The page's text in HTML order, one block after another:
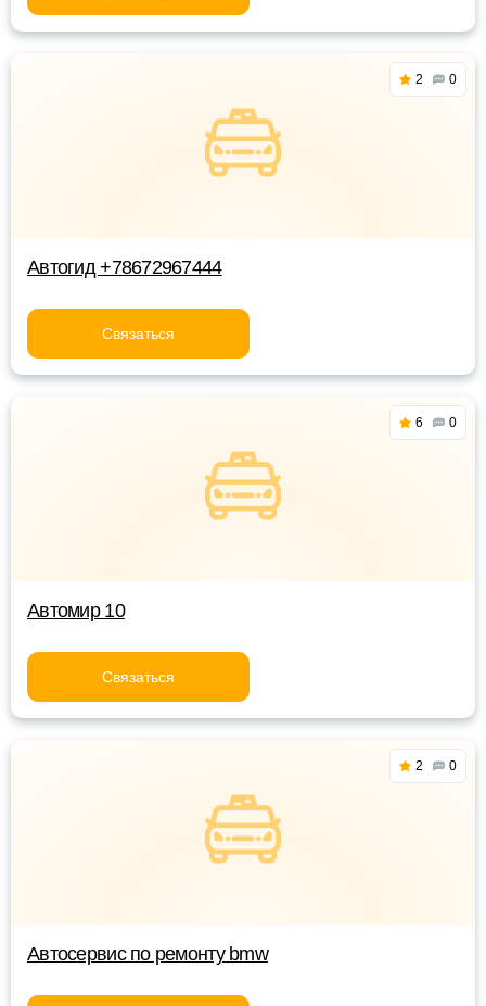
2 0
Автогид +78672967444
Связаться
6 0
Автомир 10
Связаться
2 0
Автосервис по ремонту bmw